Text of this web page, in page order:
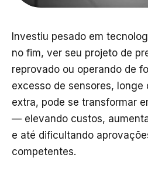
Investiu pesado em
no fim, ver seu projeto de
reprovado ou operando de
excesso de sensores,
extra, pode se transformar
— elevando custos,
e até dificultando
competentes.